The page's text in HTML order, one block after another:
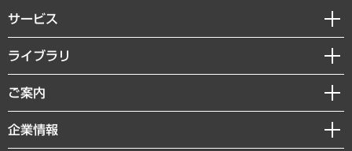
サービス
経営戦略
組織・人事戦略
デジタルイノベーション
ライブラリ
経済調査
レポート
コラム
ご案内
セミナー・イベント情報
MUFGビジネスセミナー
企業情報